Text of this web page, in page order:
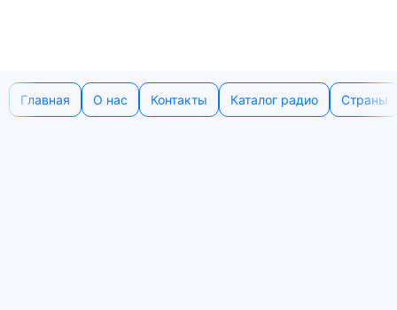
Главная О нас Контакты Каталог радио Страны